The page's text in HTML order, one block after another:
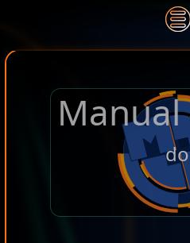
Manual
do